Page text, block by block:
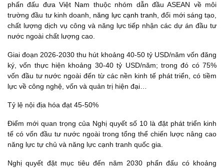
phấn đấu đưa Việt Nam thuộc nhóm dẫn đầu ASEAN về môi
trường đầu tư kinh doanh, năng lực cạnh tranh , đổi mới sáng tạo,
chất lượng dịch vụ công và năng lực tiếp nhận các dự án đầu tư
nước ngoài chất lượng cao.
Giai đoạn 2026-2030 thu hút khoảng 40-50 tỷ USD/năm vốn đăng
ký, vốn thực hiện khoảng 30-40 tỷ USD/năm; trong đó có 75%
vốn đầu tư nước ngoài đến từ các nền kinh tế phát triển, có tiềm
lực về công nghệ, vốn và quản trị hiện đại…
Tỷ lệ nội địa hóa đạt 45-50%
Điểm mới quan trọng của Nghị quyết số 10 là đặt phát triển kinh
tế có vốn đầu tư nước ngoài trong tổng thể chiến lược nâng cao
năng lực tự chủ và năng lực cạnh tranh quốc gia.
Nghị quyết đặt mục tiêu đến năm 2030 phấn đấu có khoảng